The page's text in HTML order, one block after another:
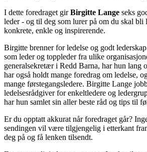
I dette foredraget girBirgitte Lange seks
leder - og til deg som lurer på om du skal bli
konkrete, enkle og inspirerende.
Birgitte brenner for ledelse og godt
som leder og toppleder fra ulike
generalsekretær i Redd Barna, har hun lang
har også holdt mange foredrag om ledelse,
mange førstegangsledere. Birgitte Lange
ledelsesrådgiver for enkeltledere og
har hun samlet sin aller beste råd og tips til
Er du opptatt akkurat når foredraget går?
sendingen vil være tilgjengelig i etterkant
deg på og få lenken tilsendt.